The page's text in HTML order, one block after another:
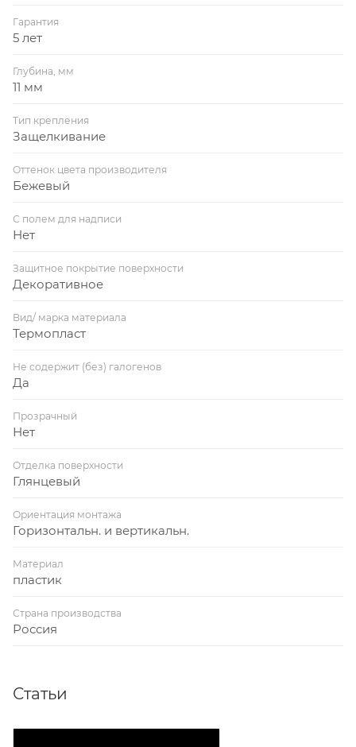
Гарантия
5 лет
Глубина, мм
11 мм
Тип крепления
Защелкивание
Оттенок цвета производителя
Бежевый
С полем для надписи
Нет
Защитное покрытие поверхности
Декоративное
Вид/ марка материала
Термопласт
Не содержит (без) галогенов
Да
Прозрачный
Нет
Отделка поверхности
Глянцевый
Ориентация монтажа
Горизонтальн. и вертикальн.
Материал
пластик
Страна производства
Россия
Статьи